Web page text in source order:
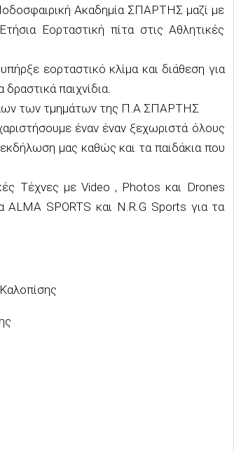
Ακαδημία ΣΠΑΡΤΗΣ μαζί με
Εορταστική πίτα στις Αθλητικές
εορταστικό κλίμα και διάθεση για
παιχνίδια.
των τμημάτων της Π.Α ΣΠΑΡΤΗΣ
έναν έναν ξεχωριστά όλους
μας καθώς και τα παιδάκια που
Τέχνες με Video , Photos και Drones
ALMA SPORTS και N.R.G Sports για τα